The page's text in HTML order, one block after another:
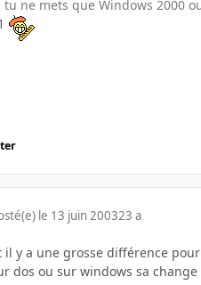
tu ne mets que Windows 2000
le 13 juin 200323 a
il y a une grosse différence
dos ou sur windows sa change